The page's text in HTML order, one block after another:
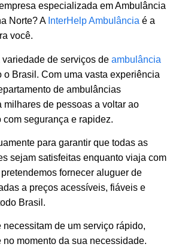
especializada em Ambulância
Norte? A InterHelp Ambulância é a
você.
variedade de serviços de ambulância
o Brasil. Com uma vasta experiência
de ambulâncias
milhares de pessoas a voltar ao
com segurança e rapidez.
para garantir que todas as
sejam satisfeitas enquanto viaja com
fornecer aluguer de
a preços acessíveis, fiáveis ​​e
Brasil.
necessitam de um serviço rápido,
no momento da sua necessidade.